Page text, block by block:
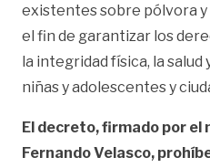
existentes sobre pólvora
el fin de garantizar los
la integridad física, la salud
niñas y adolescentes y
El decreto, firmado por
Fernando Velasco,